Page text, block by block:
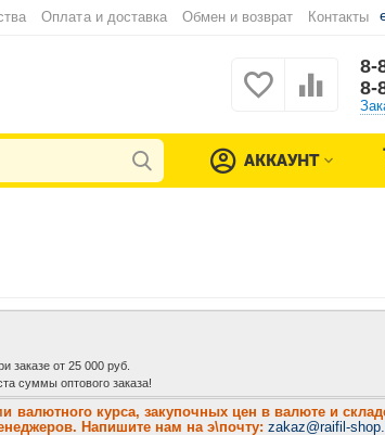
Оплата и доставка Обмен и возврат Контакты
8-
8-
АККАУНТ
заказе от 25 000 руб.
суммы оптового заказа!
курса, закупочных цен в валюте и
Напишите нам на э\почту: zakaz@raifil-